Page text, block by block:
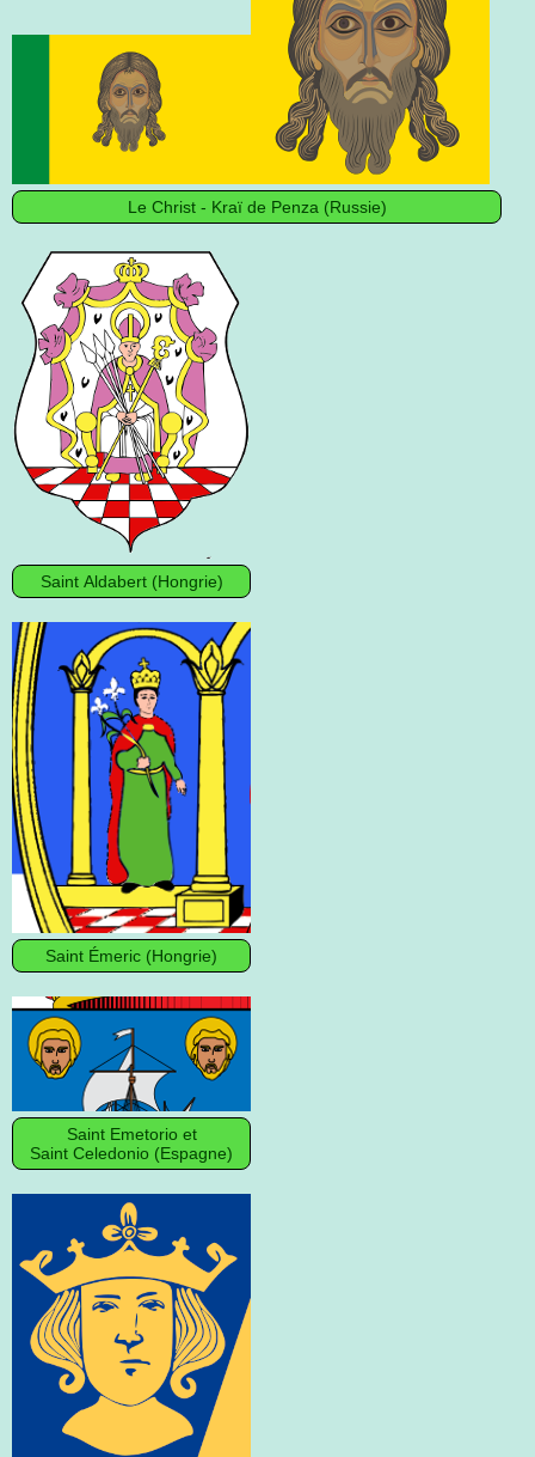
Le Christ - Kraï de Penza (Russie)
Saint Aldabert (Hongrie)
Saint Émeric (Hongrie)
Saint Emetorio et
Saint Celedonio (Espagne)